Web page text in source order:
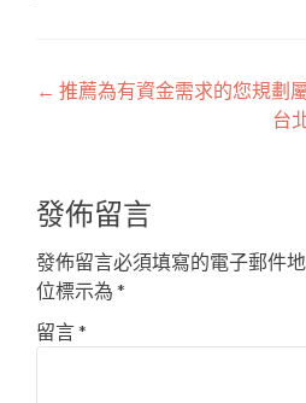
文
覽
← 推薦為有資金需求的您規劃
台
發佈留言
發佈留言必須填寫的電子郵件
位標示為 *
留言*